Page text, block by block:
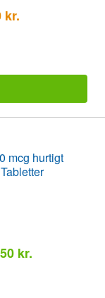
kr.
mcg hurtigt
kr.